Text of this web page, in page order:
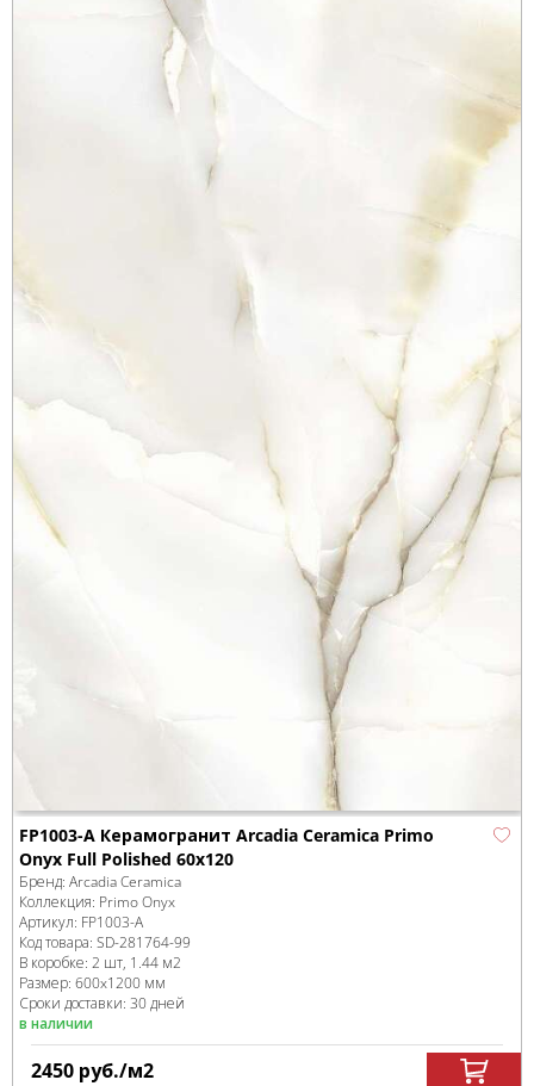
FP1003-A Керамогранит Arcadia Ceramica Primo
Onyx Full Polished 60x120
Бренд: Arcadia Ceramica
Коллекция: Primo Onyx
Артикул: FP1003-A
Код товара: SD-281764-99
В коробке: 2 шт, 1.44 м2
Размер: 600x1200 мм
Сроки доставки: 30 дней
в наличии
2450 руб./м2